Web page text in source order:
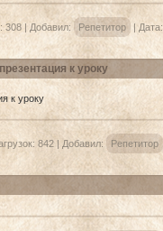
308| Добавил: Репетитор |Дата:
к уроку
к уроку
842| Добавил: Репетитор